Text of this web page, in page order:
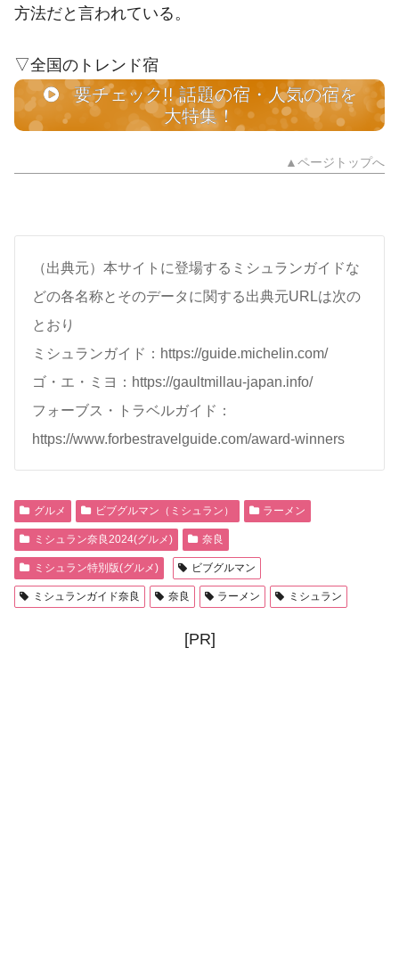
方法だと言われている。
▽全国のトレンド宿
要チェック!! 話題の宿・人気の宿を
大特集！
▲ページトップへ
（出典元）本サイトに登場するミシュランガイドな
どの各名称とそのデータに関する出典元URLは次の
とおり
ミシュランガイド：https://guide.michelin.com/
ゴ・エ・ミヨ：https://gaultmillau-japan.info/
フォーブス・トラベルガイド：
https://www.forbestravelguide.com/award-winners
グルメ ビブグルマン（ミシュラン） ラーメン
ミシュラン奈良2024(グルメ) 奈良
ミシュラン特別版(グルメ) ビブグルマン
ミシュランガイド奈良 奈良 ラーメン ミシュラン
[PR]